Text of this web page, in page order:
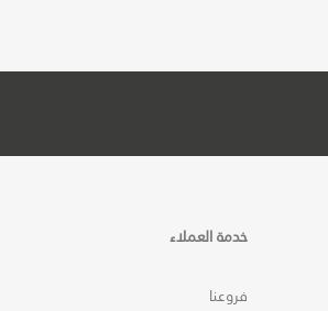
خدمة العملاء
فروعنا